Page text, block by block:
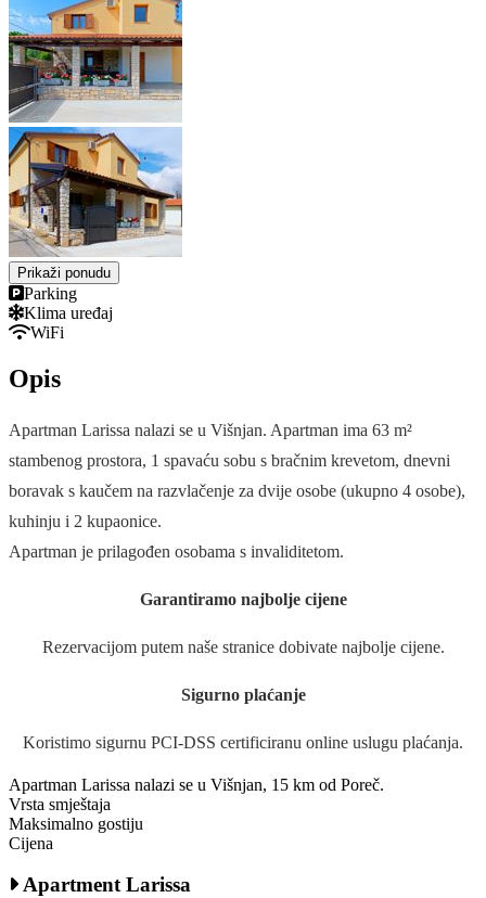
Prikaži ponudu
Parking
Klima uređaj
WiFi
Opis
Apartman Larissa nalazi se u Višnjan. Apartman ima 63 m²
stambenog prostora, 1 spavaću sobu s bračnim krevetom, dnevni
boravak s kaučem na razvlačenje za dvije osobe (ukupno 4 osobe),
kuhinju i 2 kupaonice.
Apartman je prilagođen osobama s invaliditetom.
Garantiramo najbolje cijene
Rezervacijom putem naše stranice dobivate najbolje cijene.
Sigurno plaćanje
Koristimo sigurnu PCI-DSS certificiranu online uslugu plaćanja.
Apartman Larissa nalazi se u Višnjan, 15 km od Poreč.
Vrsta smještaja
Maksimalno gostiju
Cijena
Apartment Larissa